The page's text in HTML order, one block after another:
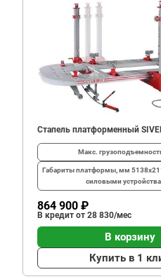
200
В корзину
Стапель платформенный
Макс.
Габариты платформы, мм
силовыми
864 900 ₽
В кредит от 28 830/мес
В корзину
Купить в 1